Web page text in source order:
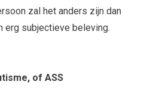
zal het anders zijn dan
erg subjectieve beleving.
of ASS